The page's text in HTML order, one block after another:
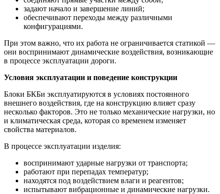
задают начало и завершение линий;
обеспечивают переходы между различными
конфигурациями.
При этом важно, что их работа не ограничивается статикой —
они воспринимают динамические воздействия, возникающие
в процессе эксплуатации дороги.
Условия эксплуатации и поведение конструкции
Блоки БКБи эксплуатируются в условиях постоянного
внешнего воздействия, где на конструкцию влияет сразу
несколько факторов. Это не только механические нагрузки, но
и климатическая среда, которая со временем изменяет
свойства материалов.
В процессе эксплуатации изделия:
воспринимают ударные нагрузки от транспорта;
работают при перепадах температур;
находятся под воздействием влаги и реагентов;
испытывают вибрационные и динамические нагрузки.